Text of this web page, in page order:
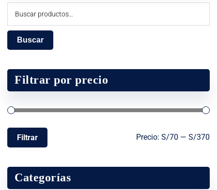
Buscar
Filtrar por precio
Filtrar Precio: S/70 — S/370
Categorías